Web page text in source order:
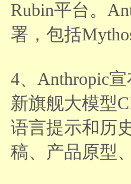
Rubin平台。
署，包括
4、Anthropic
新旗舰大模型
语言提示和历
稿、产品原型